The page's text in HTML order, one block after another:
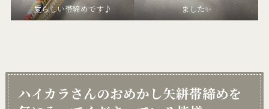
愛らしい帯締めです♪
ました✨
ハイカラさんのおめかし矢絣帯締めを